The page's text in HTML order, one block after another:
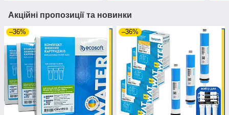
Акційні пропозиції та новинки
–36% –36%